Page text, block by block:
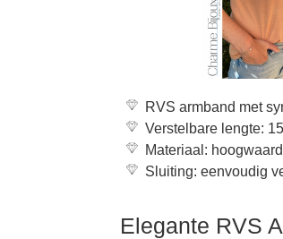
RVS armband met
Verstelbare lengte:
Materiaal:
Sluiting: eenvoudig
Elegante RVS